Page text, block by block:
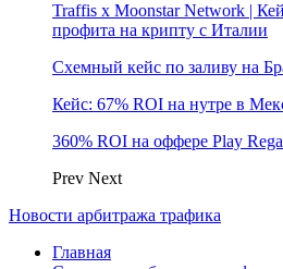
Traffis x Moonstar Network |
профита на крипту с Италии
Схемный кейс по заливу на
Кейс: 67% ROI на нутре в
360% ROI на оффере Play
Prev Next
Новости арбитража трафика
Главная